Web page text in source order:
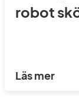
robot
Läs mer